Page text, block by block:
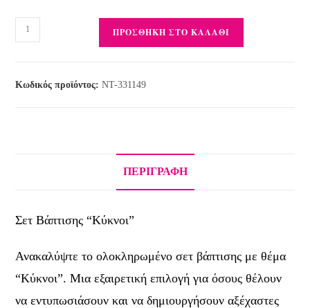
ΠΡΟΣΘΉΚΗ ΣΤΟ ΚΑΛΆΘΙ
Κωδικός προϊόντος:ΝΤ-331149
ΠΕΡΙΓΡΑΦΉ
Σετ Βάπτισης “Κύκνοι”
Ανακαλύψτε το ολοκληρωμένο σετ βάπτισης με θέμα
“Κύκνοι”. Μια εξαιρετική επιλογή για όσους θέλουν
να εντυπωσιάσουν και να δημιουργήσουν αξέχαστες